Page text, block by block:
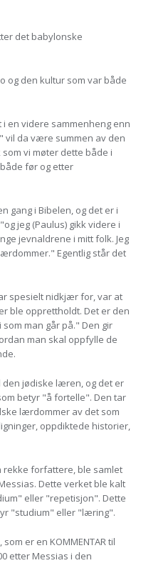
det babylonske
og den kultur som var både
en videre sammenheng enn
vil da være summen av den
vi møter dette både i
før og etter
gang i Bibelen, og det er i
jeg (Paulus) gikk videre i
jevnaldrene i mitt folk. Jeg
Egentlig står det
spesielt nidkjær for, var at
ble opprettholdt. Det er den
man går på." Den gir
man skal oppfylle de
jødiske læren, og det er
betyr "å fortelle". Den tar
lærdommer av det som
oppdiktede historier,
rekke forfattere, ble samlet
Dette verket ble kalt
eller "repetisjon". Dette
"studium" eller "læring".
er en KOMMENTAR til
etter Messias i den